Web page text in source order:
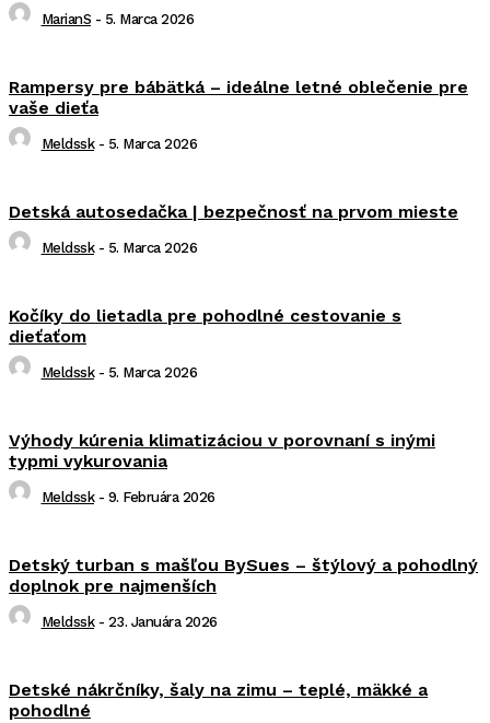
MarianS - 5. Marca 2026
Rampersy pre bábätká – ideálne letné oblečenie pre
vaše dieťa
Meldssk - 5. Marca 2026
Detská autosedačka | bezpečnosť na prvom mieste
Meldssk - 5. Marca 2026
Kočíky do lietadla pre pohodlné cestovanie s
dieťaťom
Meldssk - 5. Marca 2026
Výhody kúrenia klimatizáciou v porovnaní s inými
typmi vykurovania
Meldssk - 9. Februára 2026
Detský turban s mašľou BySues – štýlový a pohodlný
doplnok pre najmenších
Meldssk - 23. Januára 2026
Detské nákrčníky, šaly na zimu – teplé, mäkké a
pohodlné